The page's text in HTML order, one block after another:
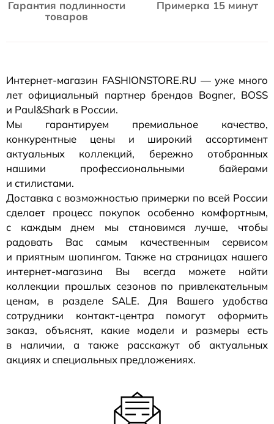
Гарантия подлинности
товаров
Примерка 15 минут
Интернет-магазин FASHIONSTORE.RU — уже много
лет официальный партнер брендов Bogner, BOSS
и Paul&Shark в России.
Мы гарантируем премиальное качество,
конкурентные цены и широкий ассортимент
актуальных коллекций, бережно отобранных
нашими профессиональными байерами
и стилистами.
Доставка с возможностью примерки по всей России
сделает процесс покупок особенно комфортным,
с каждым днем мы становимся лучше, чтобы
радовать Вас самым качественным сервисом
и приятным шопингом. Также на страницах нашего
интернет-магазина Вы всегда можете найти
коллекции прошлых сезонов по привлекательным
ценам, в разделе SALE. Для Вашего удобства
сотрудники контакт-центра помогут оформить
заказ, объяснят, какие модели и размеры есть
в наличии, а также расскажут об актуальных
акциях и специальных предложениях.